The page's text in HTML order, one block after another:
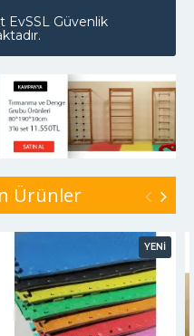
EvSSL Güvenlik
Ürünler
YENİ